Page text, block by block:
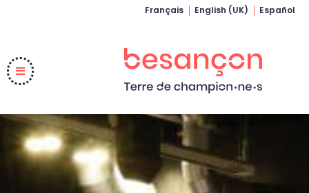
Français English (UK) Español